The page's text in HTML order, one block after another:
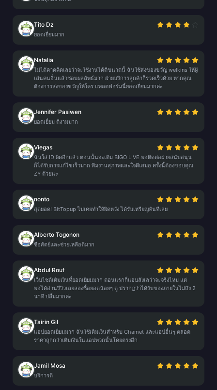
Tito Dz
ยอดเยี่ยมมาก
Natalia
ไม่ได้คาดคิดเลยว่าจะใช้งานได้ดีขนาดนี้ ฉันใช้ส่งของขวัญ welkins ให้ผู้
เล่นคนอื่นแล้วชอบผลลัพธ์มาก ฝ่ายบริการลูกค้าก็รวดเร็วด้วย หากคุณ
ต้องการส่งของขวัญให้ใคร แพลตฟอร์มนี้ยอดเยี่ยมมากค่ะ
Jennifer Pasiwen
ยอดเยี่ยม ดีงามมาก
Viegas
ฉันใส่ ID ผิดอีกแล้ว ตอนนั้นจะเติม BIGO LIVE พอติดต่อฝ่ายสนับสนุน
ก็ได้รับการแก้ไขเร็วมาก ทีมงานสุภาพและใจดีเสมอ ครั้งนี้ต้องขอบคุณ
ZY ด้วยนะ
nonto
สุดยอด! BitTopup ไม่เคยทำให้ผิดหวัง ได้รับเหรียญทันทีเลย
Alberto Togonon
ซื่อสัตย์และช่วยเหลือดีมาก
Abdul Rouf
เว็บไซต์เติมเงินที่ยอดเยี่ยมมาก ตอนแรกก็แอบลังเลว่าจะจริงไหม แต่
พอได้อ่านรีวิวเลยลองซื้อยอดน้อยๆ ดู ปรากฏว่าได้รับของภายในไม่ถึง 2
นาที ปลื้มมากค่ะ
Tairin Gil
แอปยอดเยี่ยมมาก ฉันใช้เติมเงินสำหรับ Chamet และแอปอื่นๆ ตลอด
ราคาถูกกว่าเติมเงินในแอปพวกนั้นโดยตรงอีก
Jamil Mosa
บริการดี